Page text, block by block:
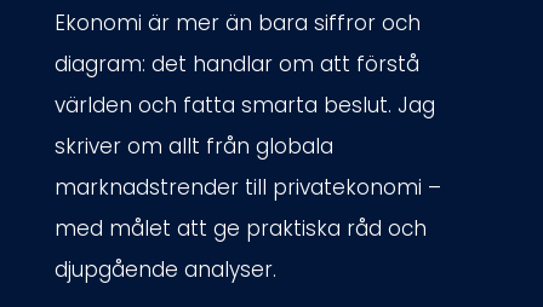
Ekonomi är mer än bara siffror och
diagram: det handlar om att förstå
världen och fatta smarta beslut. Jag
skriver om allt från globala
marknadstrender till privatekonomi –
med målet att ge praktiska råd och
djupgående analyser.